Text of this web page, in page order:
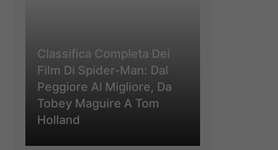
Classifica Completa Dei
Film Di Spider-Man: Dal
Peggiore Al Migliore, Da
Tobey Maguire A Tom
Holland